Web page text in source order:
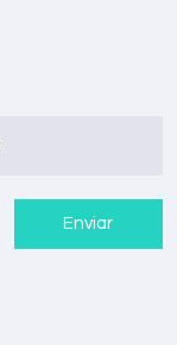
Enviar